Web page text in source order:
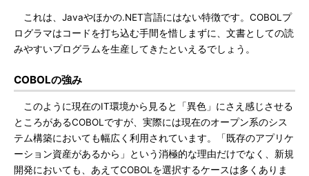
これは、Javaやほかの.NET言語にはない特徴です。COBOLプ
ログラマはコードを打ち込む手間を惜しまずに、文書としての読
みやすいプログラムを生産してきたといえるでしょう。
COBOLの強み
このように現在のIT環境から見ると「異色」にさえ感じさせる
ところがあるCOBOLですが、実際には現在のオープン系のシス
テム構築においても幅広く利用されています。「既存のアプリケ
ーション資産があるから」という消極的な理由だけでなく、新規
開発においても、あえてCOBOLを選択するケースは多くありま